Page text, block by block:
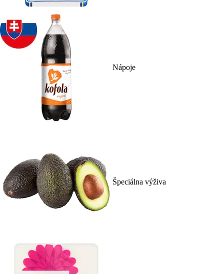
Nápoje
Špeciálna výživa